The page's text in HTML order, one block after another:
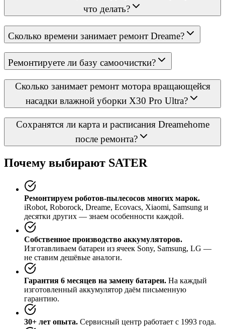
что делать?
Сколько времени занимает ремонт Dreame?
Ремонтируете ли базу самоочистки?
Сколько занимает ремонт мотора вращающейся
насадки влажной уборки X30 Pro Ultra?
Сохранятся ли карта и расписания Dreamehome
после ремонта?
Почему выбирают SATER
Ремонтируем роботов-пылесосов многих марок.
iRobot, Roborock, Dreame, Ecovacs, Xiaomi, Samsung и
десятки других — знаем особенности каждой.
Собственное производство аккумуляторов.
Изготавливаем батареи из ячеек Sony, Samsung, LG —
не ставим дешёвые аналоги.
Гарантия 6 месяцев на замену батареи. На каждый
изготовленный аккумулятор даём письменную
гарантию.
30+ лет опыта. Сервисный центр работает с 1993 года.